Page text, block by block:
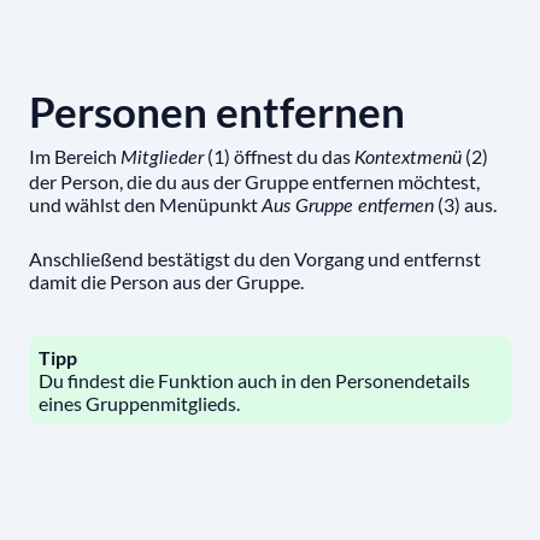
Personen entfernen
Im Bereich Mitglieder(1) öffnest du das Kontextmenü (2)
der Person, die du aus der Gruppe entfernen möchtest,
und wählst den MenüpunktAus Gruppe entfernen (3) aus.
Anschließend bestätigst du den Vorgang und entfernst
damit die Person aus der Gruppe.
Tipp
Du findest die Funktion auch in den Personendetails
eines Gruppenmitglieds.